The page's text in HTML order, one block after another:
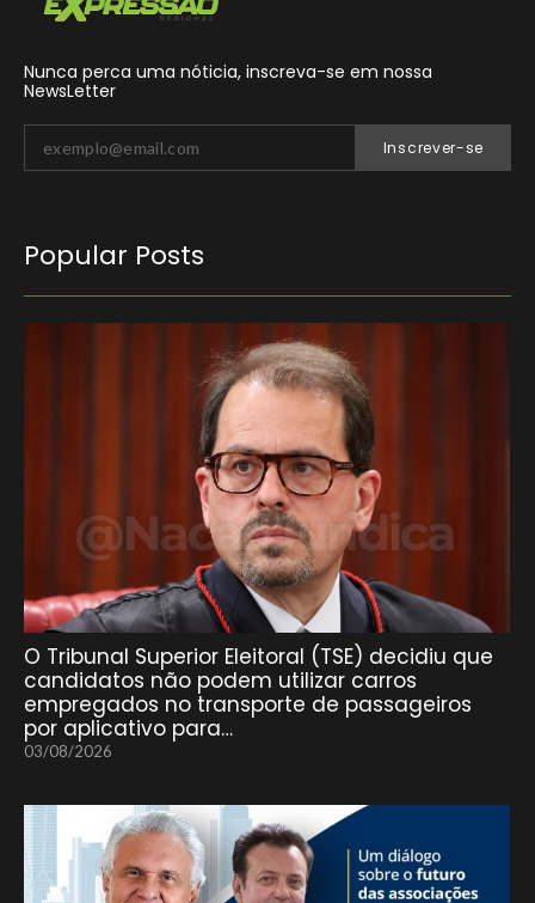
Nunca perca uma nóticia, inscreva-se em nossa
NewsLetter
Inscrever-se
Popular Posts
O Tribunal Superior Eleitoral (TSE) decidiu que
candidatos não podem utilizar carros
empregados no transporte de passageiros
por aplicativo para…
03/08/2026